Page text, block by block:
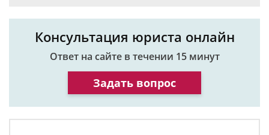
Консультация юриста онлайн
Ответ на сайте в течении 15 минут
Задать вопрос